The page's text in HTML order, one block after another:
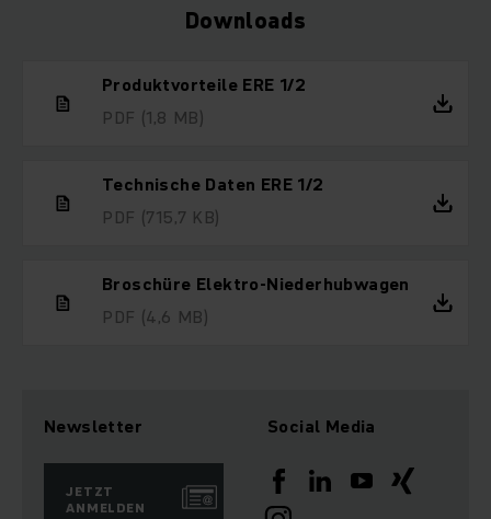
Downloads
Produktvorteile ERE 1/2
PDF (1,8 MB)
Technische Daten ERE 1/2
PDF (715,7 KB)
Broschüre Elektro-Niederhubwagen
PDF (4,6 MB)
Newsletter
JETZT
ANMELDEN
Social Media